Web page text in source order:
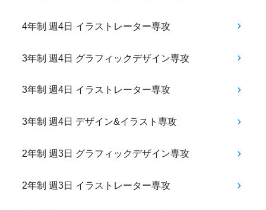
4年制 週4日 イラストレーター専攻
3年制 週4日 グラフィックデザイン専攻
3年制 週4日 イラストレーター専攻
3年制 週4日 デザイン&イラスト専攻
2年制 週3日 グラフィックデザイン専攻
2年制 週3日 イラストレーター専攻